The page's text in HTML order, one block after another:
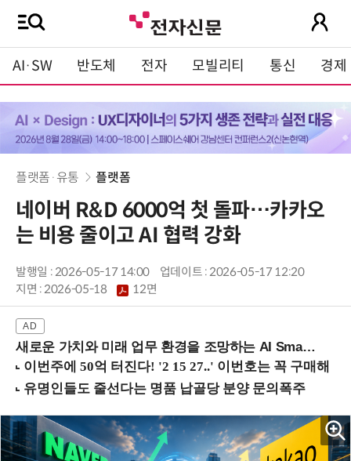
AI·SW 반도체 전자 모빌리티 통신 경제
플랫폼·유통 플랫폼
네이버 R&D 6000억 첫 돌파…카카오
는 비용 줄이고 AI 협력 강화
발행일 : 2026-05-17 14:00
업데이트 : 2026-05-17 12:20
지면 :2026-05-18 12면
새로운 가치와 미래 업무 환경을 조망하는 AI Smart Work Summit 2026 (9/11 코엑스)